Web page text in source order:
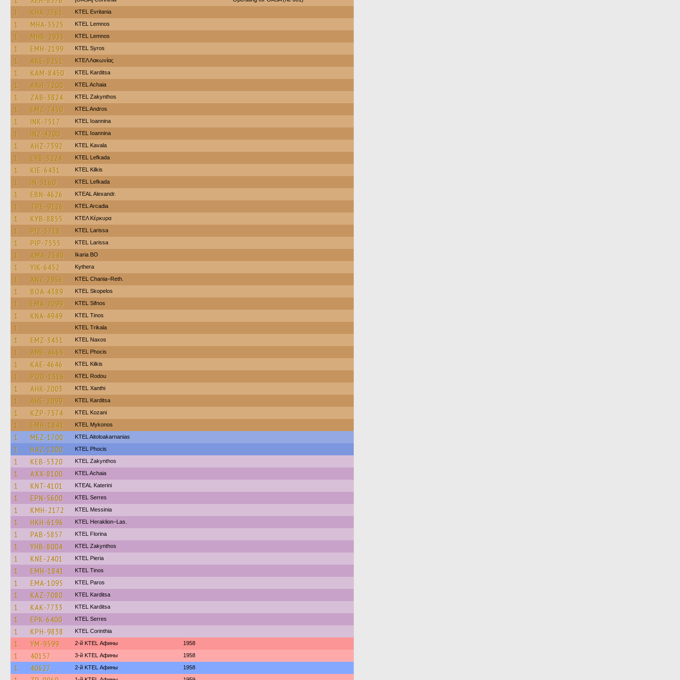
1 KHA-2761 ΚΤΕL Evritania
1 MHA-3525 KTEL Lemnos
1 MHB-2935 KTEL Lemnos
1 EMH-2199 KTEL Syros
1 AKE-8251 ΚΤΕΛ Λακωνίας
1 KAM-8450 ΚΤΕL Karditsa
1 AXH-7200 KTEL Achaia
1 ZAB-3824 KTEL Zakynthos
1 EMZ-7450 KTEL Andros
1 INK-7517 KTEL Ioannina
1 INZ-4200 KTEL Ioannina
1 AHZ-7392 KTEL Kavala
1 EYB-3224 KTEL Lefkada
1 KIE-6431 KTEL Kilkis
1 IN-5160 KTEL Lefkada
1 EBN-4626 KTEAL Alexandr.
1 TPE-9126 KTEL Arcadia
1 KYB-8855 ΚΤΕΛ Κέρκυρα
1 PIZ-5718 KTEL Larissa
1 PIP-7555 KTEL Larissa
1 AMA-2540 Ikaria BO
1 YIK-6452 Kythera
1 XNZ-2956 KTEL Chania–Reth.
1 BOA-4389 KTEL Skopelos
1 EMA-2099 KTEL Sifnos
1 KNA-4949 KTEL Tinos
1 ΚΤΕL Τrikala
1 EMZ-3451 KTEL Naxos
1 AME-4665 ΚΤΕL Phocis
1 KAE-4646 KTEL Kilkis
1 POO-1316 ΚΤΕL Rodou
1 AHK-2003 KTEL Xanthi
1 AHE-2099 ΚΤΕL Karditsa
1 KZP-7574 ΚΤΕL Kozani
1 EMH-1841 KTEL Mykonos
1 MEZ-1700 KTEL Aitoloakarnanias
1 HAZ-1200 ΚΤΕL Phocis
1 KEB-5320 KTEL Zakynthos
1 AXX-8100 KTEL Achaia
1 KNT-4101 KTEAL Katerini
1 EPN-5600 KTEL Serres
1 KMH-2172 KTEL Messinia
1 HKH-6196 KTEL Heraklion–Las.
1 PAB-5857 KTEL Florina
1 YHB-8004 KTEL Zakynthos
1 KNE-2401 KTEL Pieria
1 EMH-1841 KTEL Tinos
1 EMA-1095 KTEL Paros
1 KAZ-7080 ΚΤΕL Karditsa
1 KAK-7733 ΚΤΕL Karditsa
1 EPK-6400 KTEL Serres
1 KPH-9838 KTEL Corinthia
1 YM-9599 2-й KTEL Афины 1958
1 40157 3-й KTEL Афины 1958
1 40627 2-й KTEL Афины 1958